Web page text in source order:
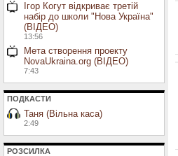
Ігор Когут відкриває третій
набір до школи "Нова Україна"
(ВІДЕО)
13:56
Мета створення проекту
NovaUkraina.org (ВІДЕО)
7:43
ПОДКАСТИ
Таня (Вільна каса)
2:49
РОЗСИЛКА